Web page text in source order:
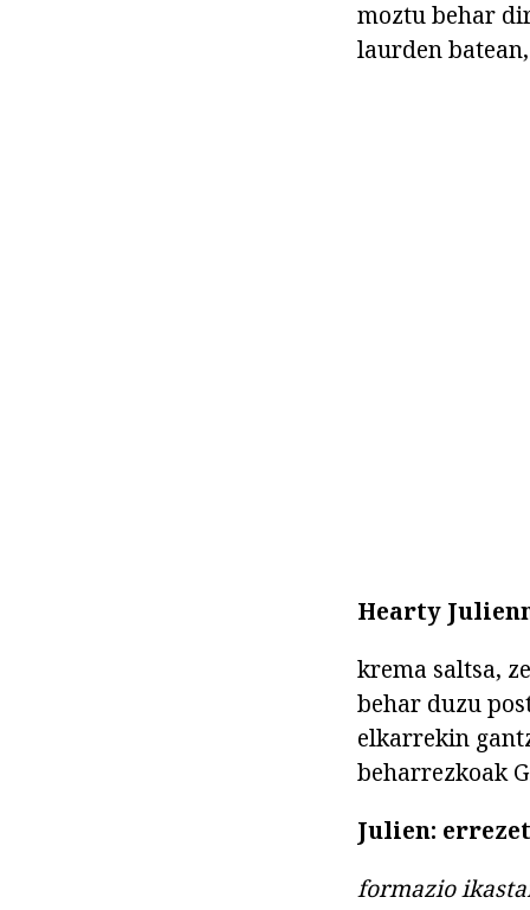
moztu behar
laurden
Hearty
krema saltsa,
behar duzu
elkarrekin
beharrezkoak
Julien:
formazio